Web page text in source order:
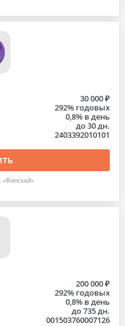
30 000 ₽
292% годовых
0,8% в день
до 30 дн.
2403392010101
200 000 ₽
292% годовых
0,8% в день
до 735 дн.
001503760007126